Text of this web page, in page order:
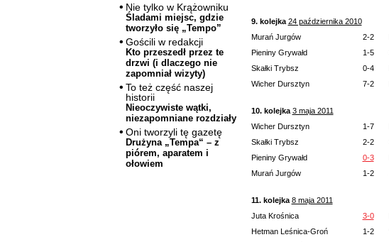
Nie tylko w Krążowniku
Śladami miejsc, gdzie
tworzyło się „Tempo”
Gościli w redakcji
Kto przeszedł przez te
drzwi (i dlaczego nie
zapomniał wizyty)
To też część naszej
historii
Nieoczywiste wątki,
niezapomniane rozdziały
Oni tworzyli tę gazetę
Drużyna „Tempa“ – z
piórem, aparatem i
ołowiem
9. kolejka 24 października 2010
Murań Jurgów
2-2
Pieniny Grywałd
1-5
Skałki Trybsz
0-4
Wicher Dursztyn
7-2
10. kolejka 3 maja 2011
Wicher Dursztyn
1-7
Skałki Trybsz
2-2
Pieniny Grywałd
0-3
Murań Jurgów
1-2
11. kolejka 8 maja 2011
Juta Krośnica
3-0
Hetman Leśnica-Groń
1-2